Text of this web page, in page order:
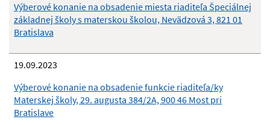
Výberové konanie na obsadenie miesta riaditeľa Špeciálnej
základnej školy s materskou školou, Nevädzová 3, 821 01
Bratislava
19.09.2023
Výberové konanie na obsadenie funkcie riaditeľa/ky
Materskej školy, 29. augusta 384/2A, 900 46 Most pri
Bratislave